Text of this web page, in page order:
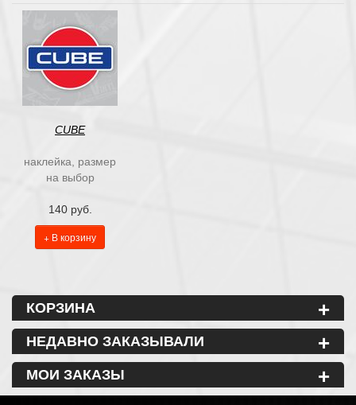
CUBE
наклейка, размер
на выбор
140 руб.
+ В корзину
КОРЗИНА +
НЕДАВНО ЗАКАЗЫВАЛИ +
МОИ ЗАКАЗЫ +